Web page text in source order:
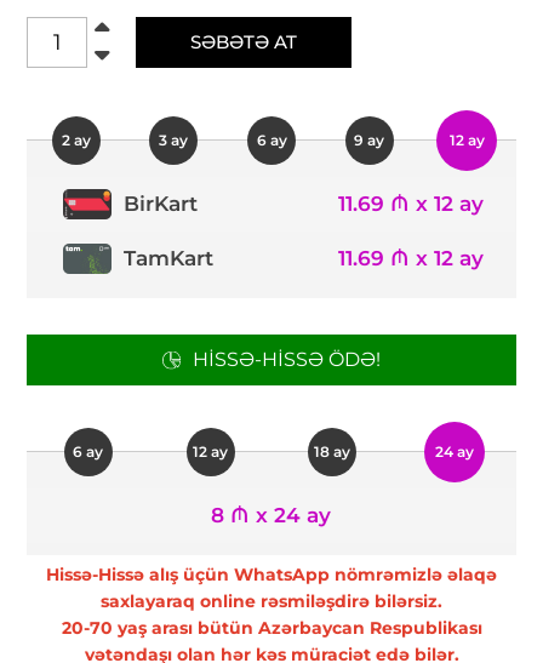
SƏBƏTƏ AT
2 ay 3 ay 6 ay 9 ay 12 ay
BirKart 11.69 ₼ x 12 ay
TamKart 11.69 ₼ x 12 ay
HISSƏ-HISSƏ ÖDƏ!
6 ay 12 ay 18 ay 24 ay
8 ₼ x 24 ay
Hissə-Hissə alış üçün WhatsApp nömrəmizlə əlaqə
saxlayaraq online rəsmiləşdirə bilərsiz.
20-70 yaş arası bütün Azərbaycan Respublikası
vətəndaşı olan hər kəs müraciət edə bilər.